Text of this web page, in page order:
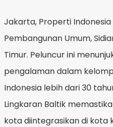
Jakarta, Properti Indonesia
Pembangunan Umum,
Timur. Peluncur ini
pengalaman dalam
Indonesia lebih dari 30
Lingkaran Baltik
kota diintegrasikan di